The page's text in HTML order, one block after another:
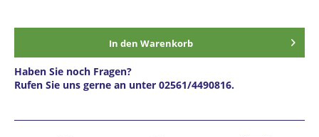
In den Warenkorb
Haben Sie noch Fragen?
Rufen Sie uns gerne an unter 02561/4490816.
Preis anfragen